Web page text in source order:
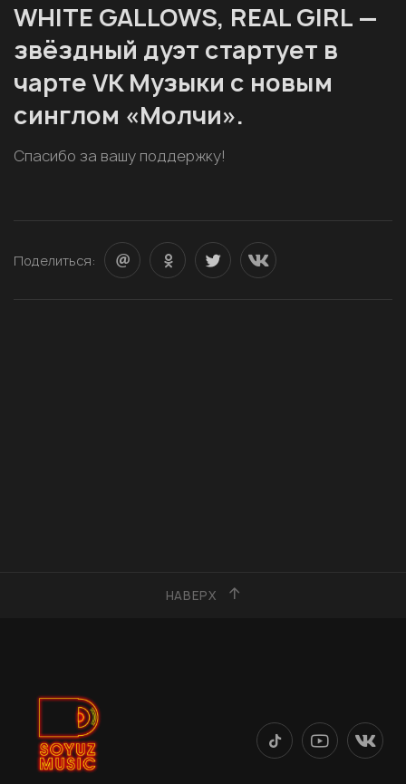
WHITE GALLOWS, REAL GIRL —
звёздный дуэт стартует в
чарте VK Музыки с новым
синглом «Молчи».
Спасибо за вашу поддержку!
Поделиться:
НАВЕРХ